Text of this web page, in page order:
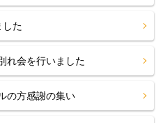
た
れ会を行いました
の方感謝の集い